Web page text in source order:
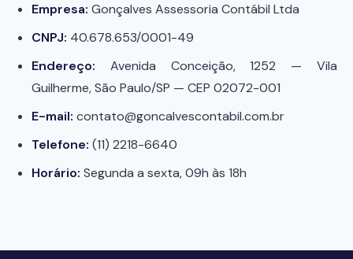
Empresa: Gonçalves Assessoria Contábil Ltda
CNPJ: 40.678.653/0001-49
Endereço: Avenida Conceição, 1252 — Vila
Guilherme, São Paulo/SP — CEP 02072-001
E-mail: contato@goncalvescontabil.com.br
Telefone: (11) 2218-6640
Horário: Segunda a sexta, 09h às 18h